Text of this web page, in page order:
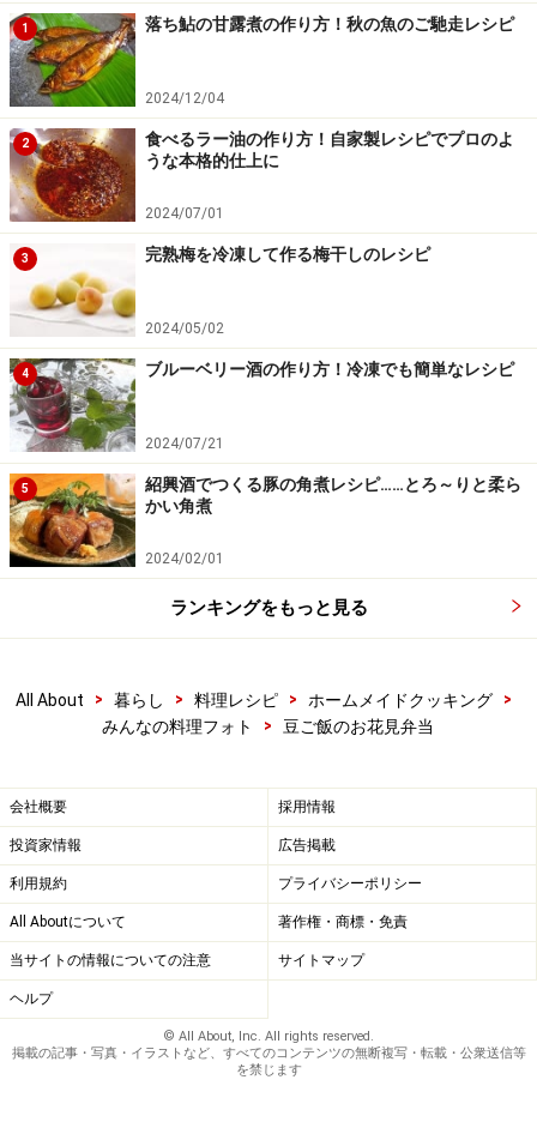
1 落ち鮎の甘露煮の作り方！秋の魚のご馳走レシピ
2024/12/04
2
食べるラー油の作り方！自家製レシピでプロのよ
うな本格的仕上に
2024/07/01
3 完熟梅を冷凍して作る梅干しのレシピ
2024/05/02
4 ブルーベリー酒の作り方！冷凍でも簡単なレシピ
2024/07/21
5
紹興酒でつくる豚の角煮レシピ……とろ～りと柔ら
かい角煮
2024/02/01
ランキングをもっと見る
All About > 暮らし > 料理レシピ > ホームメイドクッキング
>
みんなの料理フォト
> 豆ご飯のお花見弁当
会社概要 採用情報
投資家情報 広告掲載
利用規約 プライバシーポリシー
All Aboutについて 著作権・商標・免責
当サイトの情報についての注意 サイトマップ
ヘルプ
© All About, Inc. All rights reserved.
掲載の記事・写真・イラストなど、すべてのコンテンツの無断複写・転載・公衆送信等
を禁じます